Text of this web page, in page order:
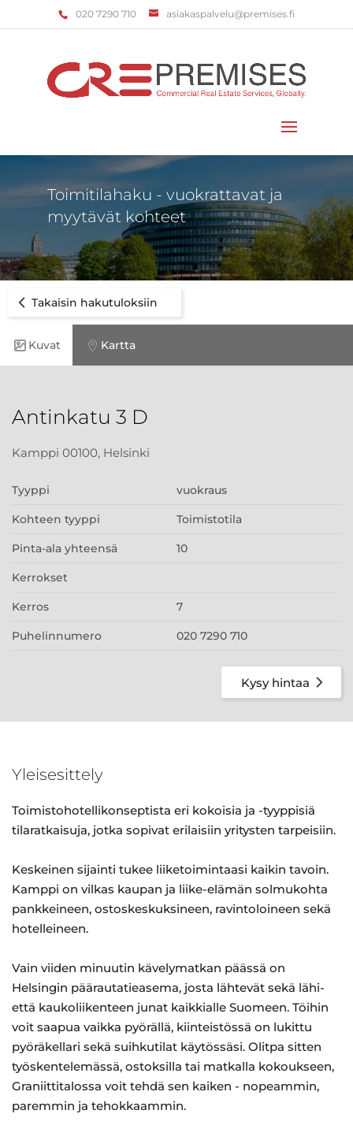
‌020 7290 710 asiakaspalvelu@premises.fi
Toimitilahaku - vuokrattavat ja
myytävät kohteet
Takaisin hakutuloksiin
Kuvat Kartta
Antinkatu 3 D
Kamppi 00100, Helsinki
Tyyppi vuokraus
Kohteen tyyppi Toimistotila
Pinta-ala yhteensä 10
Kerrokset
Kerros 7
Puhelinnumero 020 7290 710
Kysy hintaa
Yleisesittely
Toimistohotellikonseptista eri kokoisia ja -tyyppisiä
tilaratkaisuja, jotka sopivat erilaisiin yritysten tarpeisiin.
Keskeinen sijainti tukee liiketoimintaasi kaikin tavoin.
Kamppi on vilkas kaupan ja liike-elämän solmukohta
pankkeineen, ostoskeskuksineen, ravintoloineen sekä
hotelleineen.
Vain viiden minuutin kävelymatkan päässä on
Helsingin päärautatieasema, josta lähtevät sekä lähi-
että kaukoliikenteen junat kaikkialle Suomeen. Töihin
voit saapua vaikka pyörällä, kiinteistössä on lukittu
pyöräkellari sekä suihkutilat käytössäsi. Olitpa sitten
työskentelemässä, ostoksilla tai matkalla kokoukseen,
Graniittitalossa voit tehdä sen kaiken - nopeammin,
paremmin ja tehokkaammin.